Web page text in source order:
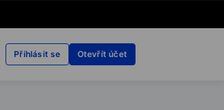
Přihlásit se Otevřít účet